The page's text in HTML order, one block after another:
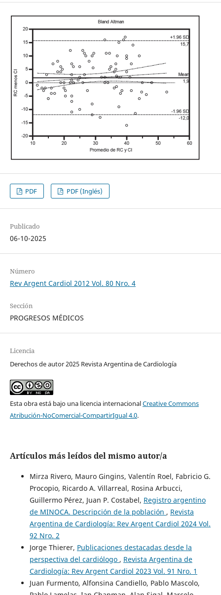
PDF PDF (Inglés)
Publicado
06-10-2025
Número
Rev Argent Cardiol 2012 Vol. 80 Nro. 4
Sección
PROGRESOS MÉDICOS
Licencia
Derechos de autor 2025 Revista Argentina de Cardiología
Esta obra está bajo una licencia internacionalCreative Commons
Atribución-NoComercial-CompartirIgual 4.0.
Artículos más leídos del mismo autor/a
Mirza Rivero, Mauro Gingins, Valentín Roel, Fabricio G.
Procopio, Ricardo A. Villarreal, Rosina Arbucci,
Guillermo Pérez, Juan P. Costabel, Registro argentino
de MINOCA. Descripción de la población , Revista
Argentina de Cardiología: Rev Argent Cardiol 2024 Vol.
92 Nro. 2
Jorge Thierer, Publicaciones destacadas desde la
perspectiva del cardiólogo , Revista Argentina de
Cardiología: Rev Argent Cardiol 2023 Vol. 91 Nro. 1
Juan Furmento, Alfonsina Candiello, Pablo Mascolo,